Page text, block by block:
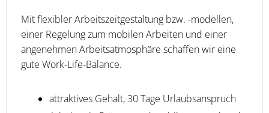
Mit flexibler Arbeitszeitgestaltung bzw. -modellen,
einer Regelung zum mobilen Arbeiten und einer
angenehmen Arbeitsatmosphäre schaffen wir eine
gute Work-Life-Balance.
attraktives Gehalt, 30 Tage Urlaubsanspruch